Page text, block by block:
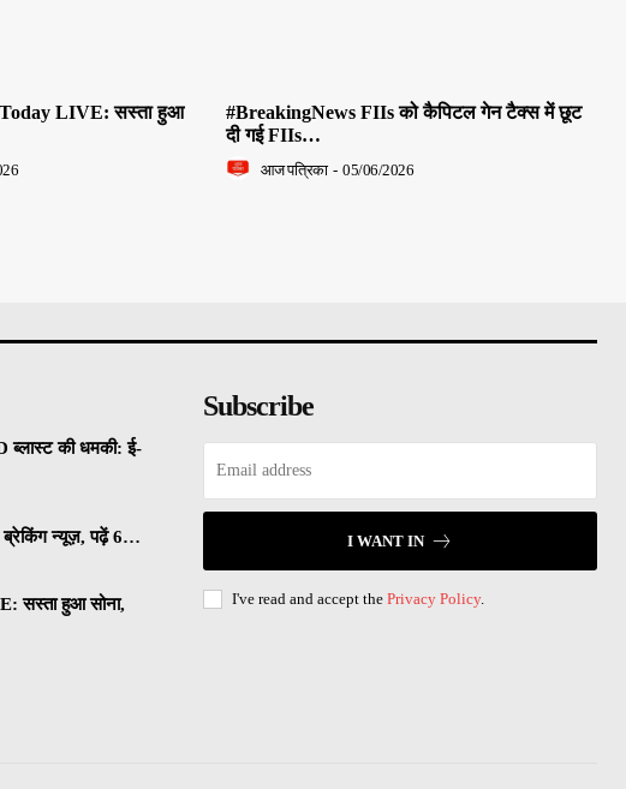
LIVE: सस्ता हुआ
#BreakingNews FIIs को कैपिटल गेन टैक्स में छूट
दी गई FIIs…
आज पत्रिका - 05/06/2026
ब्लास्ट की धमकी: ई-
न्यूज़, पढ़ें 6…
सस्ता हुआ सोना,
Subscribe
I WANT IN
I've read and accept the Privacy Policy.